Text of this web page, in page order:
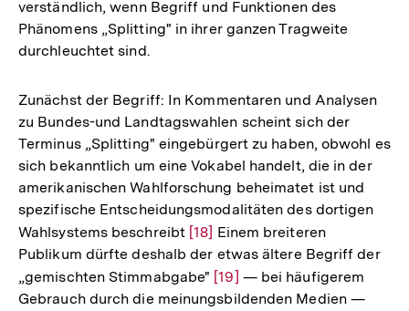
verständlich, wenn Begriff und Funktionen des
Phänomens „Splitting" in ihrer ganzen Tragweite
durchleuchtet sind.
Zunächst der Begriff: In Kommentaren und Analysen
zu Bundes-und Landtagswahlen scheint sich der
Terminus „Splitting" eingebürgert zu haben, obwohl es
sich bekanntlich um eine Vokabel handelt, die in der
amerikanischen Wahlforschung beheimatet ist und
spezifische Entscheidungsmodalitäten des dortigen
Wahlsystems beschreibt Zur
Auflösung
der
Fußnote
[18] Einem breiteren
Publikum dürfte deshalb der etwas ältere Begriff der
„gemischten Stimmabgabe" Zur
Auflösung
[19] — bei häufigerem
Gebrauch durch die meinungsbildenden Medien —